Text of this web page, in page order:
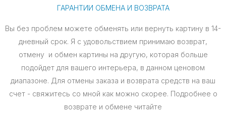
ГАРАНТИИ ОБМЕНА И ВОЗВРАТА
Вы без проблем можете обменять или вернуть картину в 14-
дневный срок. Я с удовольствием принимаю возврат,
отмену и обмен картины на другую, которая больше
подойдет для вашего интерьера, в данном ценовом
диапазоне. Для отмены заказа и возврата средств на ваш
счет - свяжитесь со мной как можно скорее. Подробнее о
возврате и обмене читайте